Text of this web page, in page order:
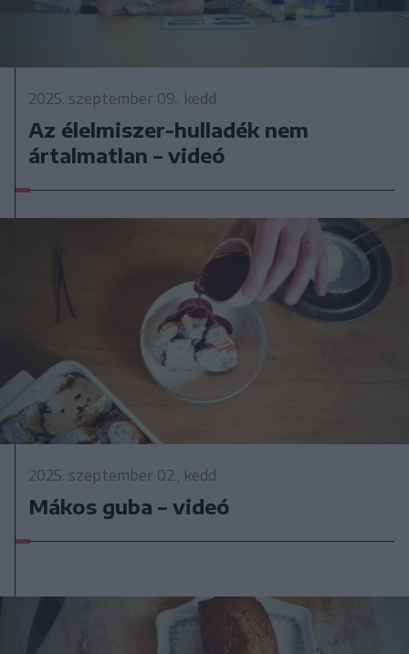
2025. szeptember 09., kedd
Az élelmiszer-hulladék nem
ártalmatlan – videó
2025. szeptember 02., kedd
Mákos guba – videó